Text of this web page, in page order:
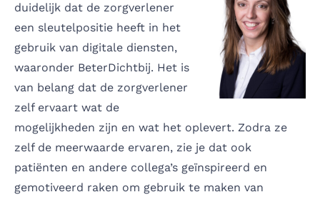
duidelijk dat de zorgverlener
een sleutelpositie heeft in het
gebruik van digitale diensten,
waaronder BeterDichtbij. Het is
van belang dat de zorgverlener
zelf ervaart wat de
mogelijkheden zijn en wat het oplevert. Zodra ze
zelf de meerwaarde ervaren, zie je dat ook
patiënten en andere collega’s geïnspireerd en
gemotiveerd raken om gebruik te maken van